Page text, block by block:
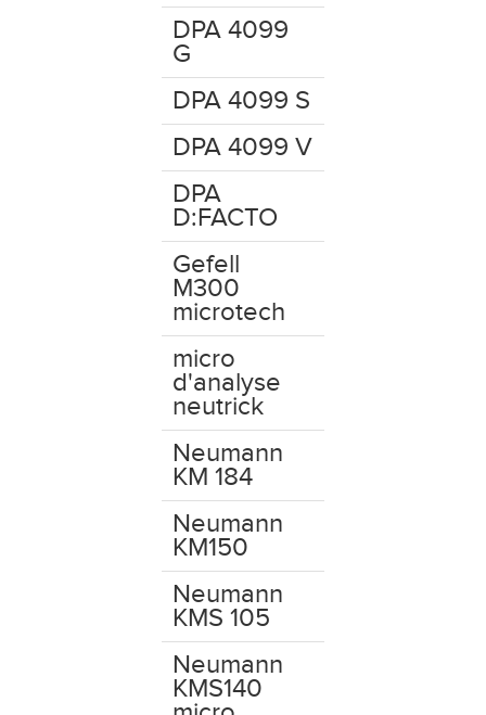
DPA 4099
G
DPA 4099 S
DPA 4099 V
DPA
D:FACTO
Gefell
M300
microtech
micro
d'analyse
neutrick
Neumann
KM 184
Neumann
KM150
Neumann
KMS 105
Neumann
KMS140